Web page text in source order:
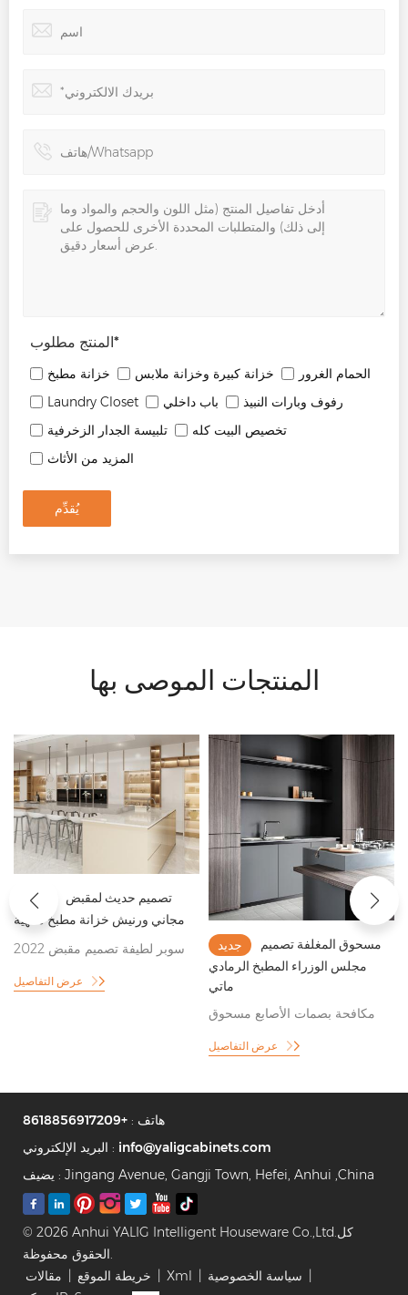
المنتج مطلوب*
خزانة مطبخ خزانة كبيرة وخزانة ملابس
الحمام الغرور
Laundry Closet
باب داخلي
رفوف وبارات النبيذ
تلبيسة الجدار الزخرفية
تخصيص البيت كله
المزيد من الأثاث
يُقدِّم
المنتجات الموصى بها
جديد
تصميم حديث لمقبض
مجاني ورنيش خزانة مطبخ منتهية
2022 سوبر لطيفة تصميم مقبض
عرض التفاصيل
جديد
مسحوق المغلفة تصميم
مجلس الوزراء المطبخ الرمادي
ماتي
مكافحة بصمات الأصابع مسحوق
عرض التفاصيل
هاتف : +8618856917209
البريد الإلكتروني : info@yaligcabinets.com
يضيف : Jingang Avenue, Gangji Town, Hefei, Anhui ,China
© 2026 Anhui YALIG Intelligent Houseware Co.,Ltd.كل
الحقوق محفوظة.
مقالات
خريطة الموقع Xml سياسة الخصوصية